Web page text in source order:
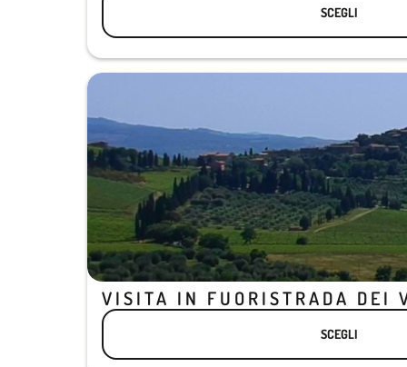
SCEGLI
VISITA IN FUORISTRADA DEI
SCEGLI